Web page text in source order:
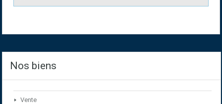
Nos biens
Vente